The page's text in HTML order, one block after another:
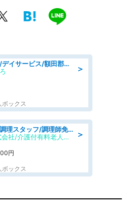
＞
介護職・ヘルパー/デイサービス/額田郡幸田町/JR東海道本線 幸田/愛知県
ボックス
＞
「残業ほぼなし」調理スタッフ/調理師免許必須/正職員/日勤のみ/介護付き有料老人ホーム/社会保障完備
群馬郵便逓送 株式会社/介護付有料老人ホーム ふる里
円
ボックス